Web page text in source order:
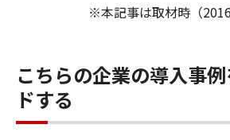
※本記事は取材時（
こちらの企業の導入事
ドする